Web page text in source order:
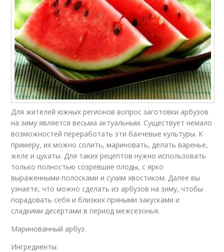
Для жителей южных регионов вопрос заготовки арбузов
на зиму является весьма актуальным. Существует немало
возможностей переработать эти бахчевые культуры. К
примеру, их можно солить, мариновать, делать варенье,
желе и цукаты. Для таких рецептов нужно использовать
только полностью созревшие плоды, с ярко
выраженными полосками и сухим хвостиком. Далее вы
узнаете, что можно сделать из арбузов на зиму, чтобы
порадовать себя и близких пряными закусками и
сладкими десертами в период межсезонья.
Маринованный арбуз.
Ингредиенты: